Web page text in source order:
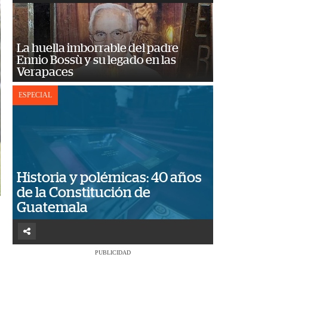
La huella imborrable del padre
Ennio Bossù y su legado en las
Verapaces
ESPECIAL
Historia y polémicas: 40 años
de la Constitución de
Guatemala
PUBLICIDAD